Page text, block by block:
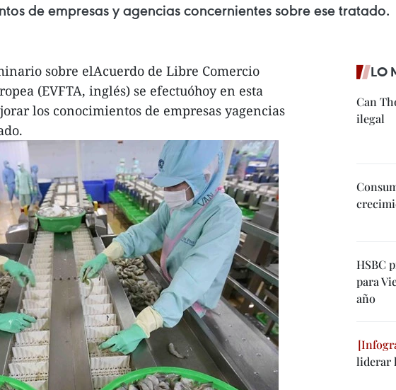
de empresas y agencias concernientes sobre ese tratado.
sobre elAcuerdo de Libre Comercio
(EVFTA, inglés) se efectuóhoy en esta
los conocimientos de empresas yagencias
LO
Can
ilegal
HSBC
para
año
liderar